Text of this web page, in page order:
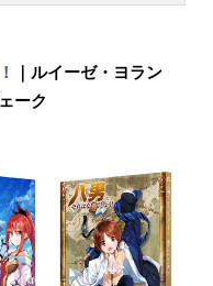
紹介！
｜ルイーゼ・ヨラン
ーク